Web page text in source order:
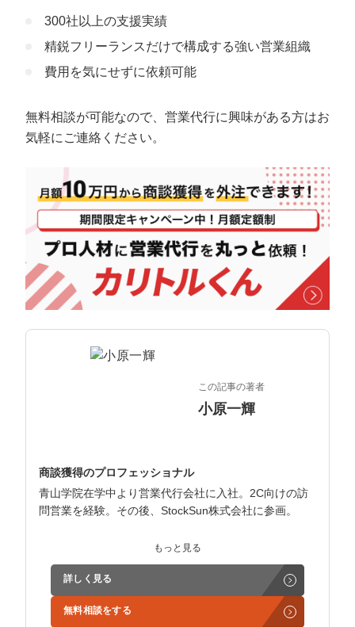
インターン
マーケマネージャー
常勤監査役
内部監査室長
募集要項一覧
300社以上の支援実績
精鋭フリーランスだけで構成する強い営業組織
費用を気にせずに依頼可能
無料相談が可能なので、営業代行に興味がある方はお
気軽にご連絡ください。
この記事の著者
小原一輝
商談獲得のプロフェッショナル
青山学院在学中より営業代行会社に入社。2C向けの訪
問営業を経験。その後、StockSun株式会社に参画。
インサイドセールス立ち上げ、テレアポ部隊立ち上げな
ど営業支援を担当。
学生時代からに代表岩野の社長秘書として活動。現在は
3社の事業責任者も務めており、Webマーケティングと
もっと見る
詳しく見る
無料相談をする